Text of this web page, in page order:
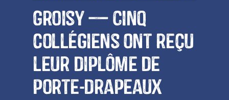
Groisy — Cinq
collégiens ont reçu
leur diplôme de
porte-drapeaux